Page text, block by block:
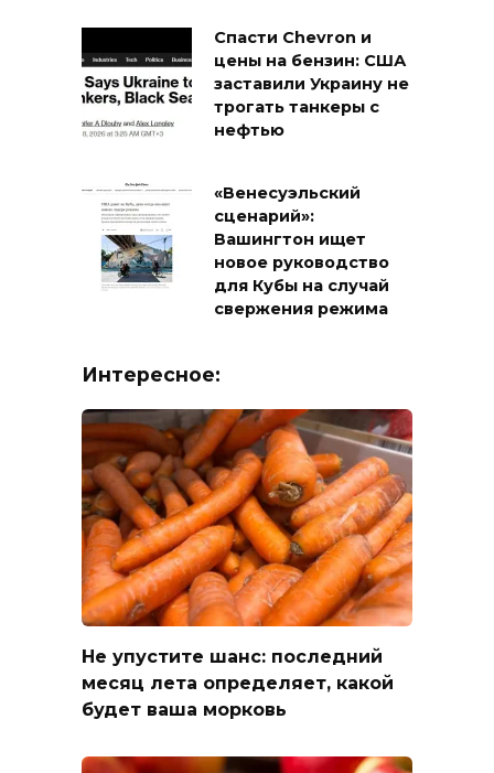
Спасти Chevron и
цены на бензин: США
заставили Украину не
трогать танкеры с
нефтью
«Венесуэльский
сценарий»:
Вашингтон ищет
новое руководство
для Кубы на случай
свержения режима
Интересное:
Не упустите шанс: последний
месяц лета определяет, какой
будет ваша морковь